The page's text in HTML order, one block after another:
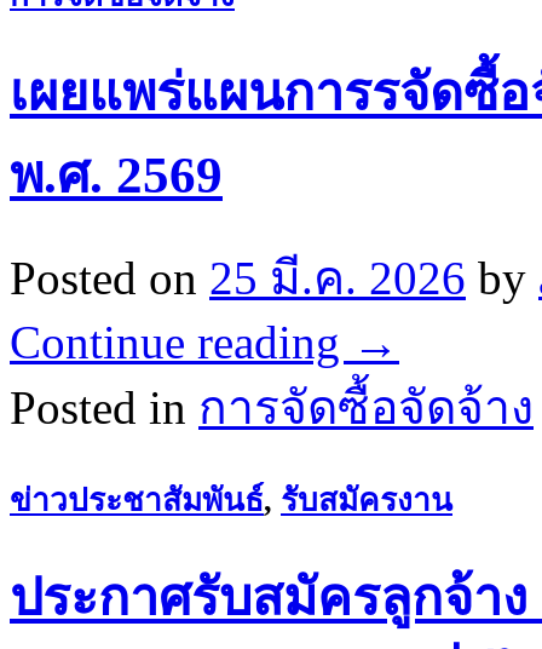
เผยแพร่แผนการรจัดซื้
พ.ศ. 2569
Posted on 25 มี.ค. 2026 by
Continue reading →
Posted in การจัดซื้อจัดจ้าง
ข่าวประชาสัมพันธ์, รับสมัครงาน
ประกาศรับสมัครลูกจ้าง